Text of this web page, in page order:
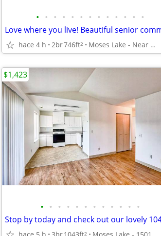
• • • • • • • • • • • • •
hace 4 h 2br746ft2 Moses Lake - Near Moses Lake High School
• • • • • • • • • • • •
hace 5 h 3br1043ft2 Moses Lake - 1501 Monroe Street
$1,423